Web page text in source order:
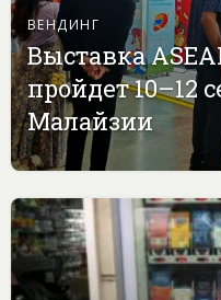
ВЕНДИНГ
Выставка
пройдет 10–12
Малайзии